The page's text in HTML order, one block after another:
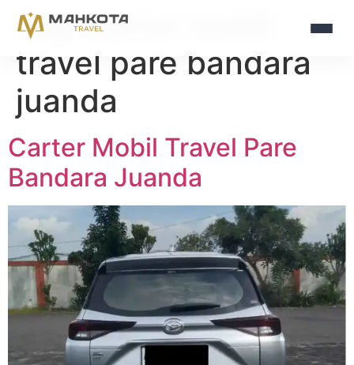
Tag:carter mobil
travel pare bandara
juanda
Carter Mobil Travel Pare
Bandara Juanda